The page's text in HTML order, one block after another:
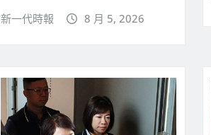
新一代時報 8 月 5, 2026